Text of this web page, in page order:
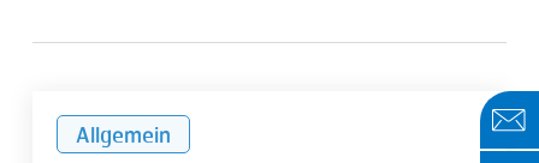
Service:Allgemein